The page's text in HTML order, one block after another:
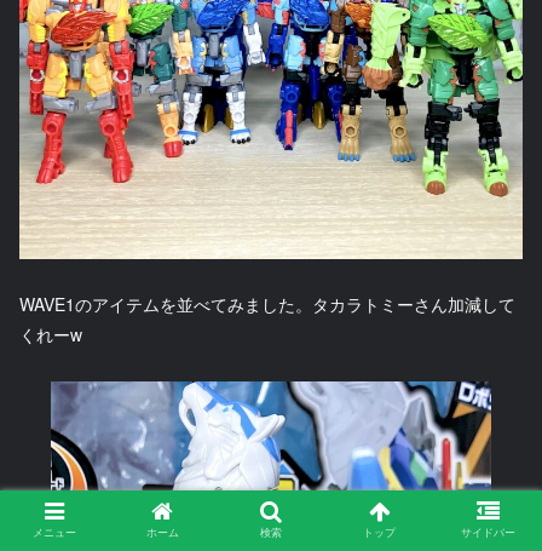
WAVE1のアイテムを並べてみました。タカラトミーさん加減して
くれーw
メニュー ホーム 検索 トップ サイドバー